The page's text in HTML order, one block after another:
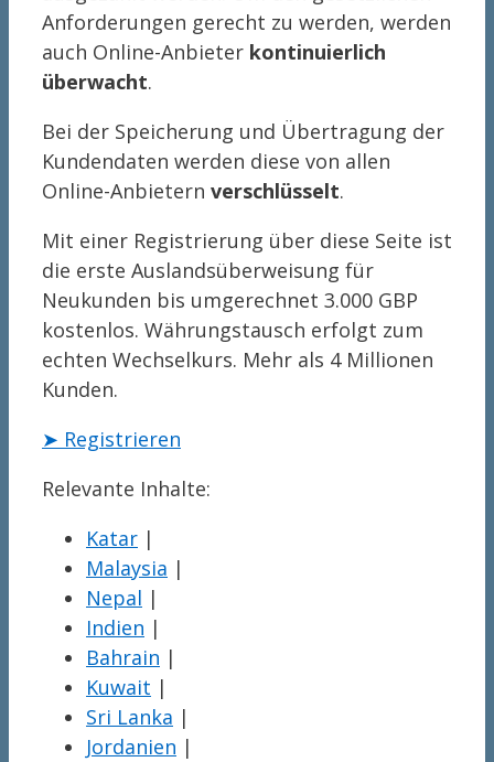
Anforderungen gerecht zu werden, werden
auch Online-Anbieter kontinuierlich
überwacht.
Bei der Speicherung und Übertragung der
Kundendaten werden diese von allen
Online-Anbietern verschlüsselt.
Mit einer Registrierung über diese Seite ist
die erste Auslandsüberweisung für
Neukunden bis umgerechnet 3.000 GBP
kostenlos. Währungstausch erfolgt zum
echten Wechselkurs. Mehr als 4 Millionen
Kunden.
➤ Registrieren
Relevante Inhalte:
Katar |
Malaysia |
Nepal |
Indien |
Bahrain |
Kuwait |
Sri Lanka |
Jordanien |